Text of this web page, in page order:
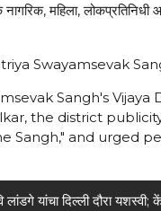
नागरिक,महिला,लोकप्रतिनिधी
Swayamsevak
Sangh's
the district
Sangh," and urged
लांडगे यांचा दिल्ली दौरा